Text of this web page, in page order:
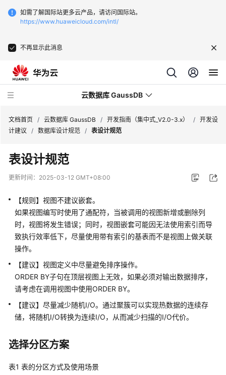
如需了解国际站更多云产品，请访问国际站。
https://www.huaweicloud.com/intl/
不再显示此消息
云数据库 GaussDB
最
新
动
服
务
公
告
产
品
介
计
说
文档首页 / 云数据库 GaussDB / 开发指南（集中式_V2.0-3.x） / 开发设
计建议
/ 数据库设计规范 / 表设计规范
表设计规范
更新时间： 2025-03-12 GMT+08:00
【规则】视图不建议嵌套。
如果视图编写时使用了通配符，当被调用的视图新增或删除列
时，视图将发生错误；同时，视图嵌套可能因无法使用索引而导
致执行效率低下，尽量使用带有索引的基表而不是视图上做关联
操作。
【建议】视图定义中尽量避免排序操作。
ORDER BY子句在顶层视图上无效，如果必须对输出数据排序，
请考虑在调用视图中使用ORDER BY。
【建议】尽量减少随机I/O。通过聚簇可以实现热数据的连续存
储，将随机I/O转换为连续I/O，从而减少扫描的I/O代价。
选择分区方案
表1 表的分区方式及使用场景